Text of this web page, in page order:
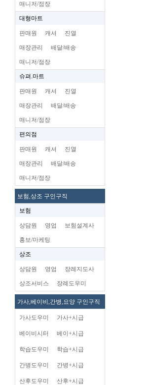
매니저/점장
대형마트
판매원 캐셔 진열
매장관리 배달/배송
매니저/점장
슈펴.마트
판매원 캐셔 진열
매장관리 배달/배송
매니저/점장
편의점
판매원 캐셔 진열
매장관리 배달/배송
매니저/점장
보험,상조 구인구직
보험
상담원 영업 보험설계사
홍보/마케팅
상조
상담원 영업 장례지도사
상조서비스 장례도우미
가사,베이비,간병,요양 구인구직
가사도우미 가사+시급
베이비시터 베이+시급
학습도우미 학습+시급
간병도우미 간병+시급
산후도우미 산후+시급